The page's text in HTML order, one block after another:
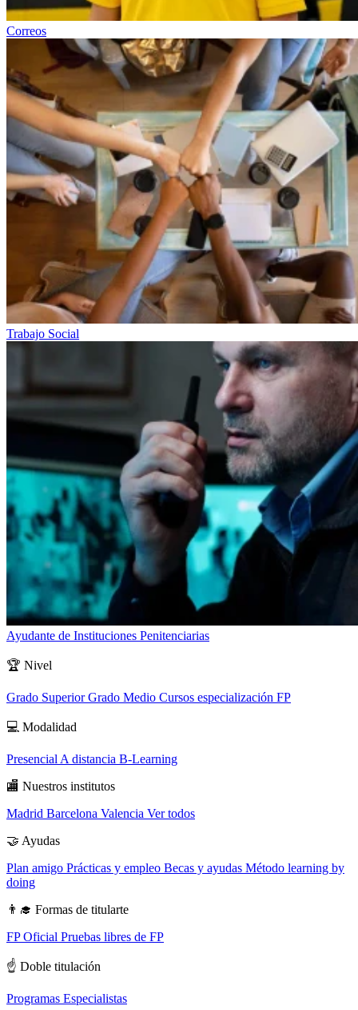
Correos
Trabajo Social
Ayudante de Instituciones Penitenciarias
🏆 Nivel
Grado SuperiorGrado Medio Cursos especialización FP
💻 Modalidad
Presencial A distancia B-Learning
🏬 Nuestros institutos
Madrid Barcelona Valencia Ver todos
🤝 Ayudas
Plan amigo Prácticas y empleo Becas y ayudas Método learning by
doing
👨‍🎓 Formas de titularte
FP Oficial Pruebas libres de FP
☝️ Doble titulación
Programas Especialistas